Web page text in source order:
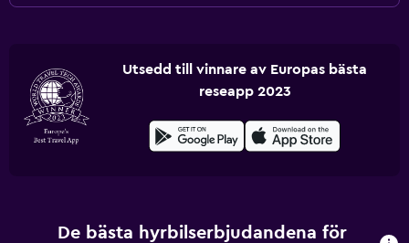
Utsedd till vinnare av Europas bästa
reseapp 2023
De bästa hyrbilserbjudandena för